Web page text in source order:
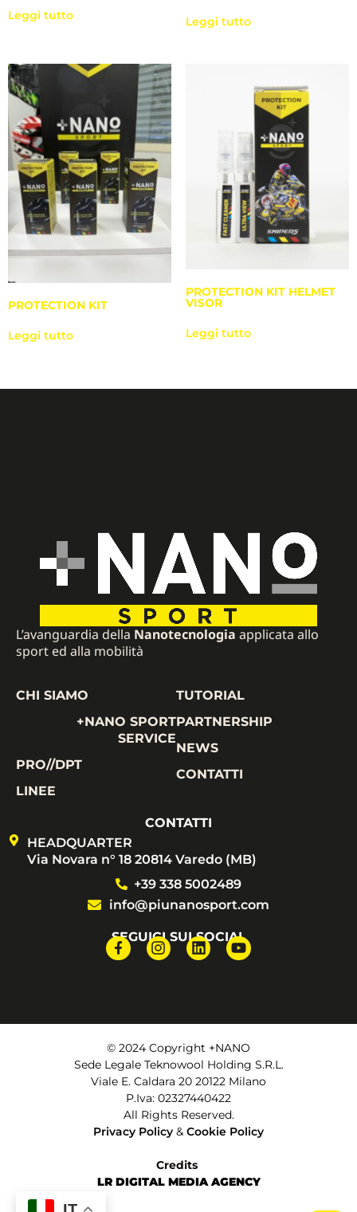
Leggi tutto Leggi tutto
PROTECTION KIT
Leggi tutto
PROTECTION KIT HELMET
VISOR
Leggi tutto
L’avanguardia della Nanotecnologia applicata allo
sport ed alla mobilità
CHI SIAMO
+NANO SPORT
SERVICE
PRO//DPT
LINEE
TUTORIAL
PARTNERSHIP
NEWS
CONTATTI
CONTATTI
HEADQUARTER
Via Novara n° 18 20814 Varedo (MB)
+39 338 5002489
info@piunanosport.com
SEGUICI SUI SOCIAL
© 2024 Copyright +NANO
Sede Legale Teknowool Holding S.R.L.
Viale E. Caldara 20 20122 Milano
P.Iva: 02327440422
All Rights Reserved.
Privacy Policy & Cookie Policy
Credits
LR DIGITAL MEDIA AGENCY